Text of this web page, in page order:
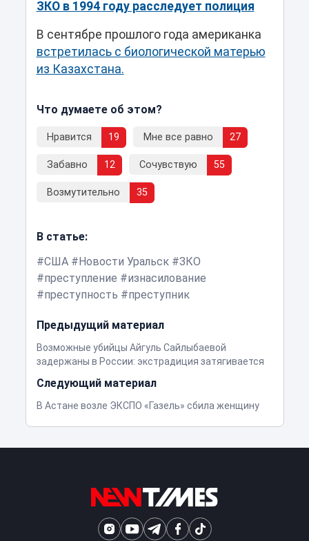
ЗКО в 1994 году расследует полиция
В сентябре прошлого года американка
встретилась с биологической матерью
из Казахстана.
Что думаете об этом?
Нравится 19 Мне все равно 27
Забавно 12 Сочувствую 55
Возмутительно 35
В статье:
США
Новости Уральск
ЗКО
преступление
изнасилование
преступность
преступник
Предыдущий материал
Возможные убийцы Айгуль Сайлыбаевой
задержаны в России: экстрадиция затягивается
Следующий материал
В Астане возле ЭКСПО «Газель» сбила женщину